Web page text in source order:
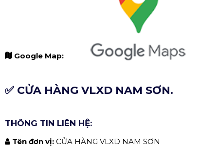
Google Map:
✅ CỬA HÀNG VLXD NAM SƠN.
THÔNG TIN LIÊN HỆ:
Tên đơn vị: CỬA HÀNG VLXD NAM SƠN